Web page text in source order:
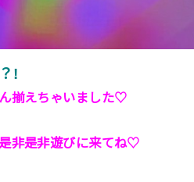
!
揃えちゃいました♡
非是非遊びに来てね♡